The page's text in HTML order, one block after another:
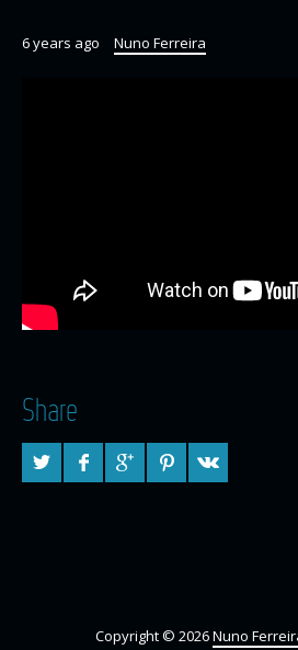
6 years ago Nuno Ferreira
Share
Copyright © 2026Nuno